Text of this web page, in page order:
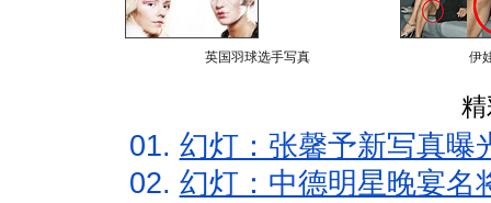
英国羽球选手写真 伊
01. 幻灯：张馨予新写真曝
02. 幻灯：中德明星晚宴名